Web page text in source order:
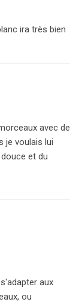
ira très bien
avec de
je voulais lui
et du
aux
ou